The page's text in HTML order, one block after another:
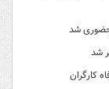
شد
شد
کارگران